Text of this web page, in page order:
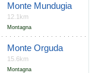
Monte Mundugia
12.1km
Montagna
Monte Orguda
15.6km
Montagna